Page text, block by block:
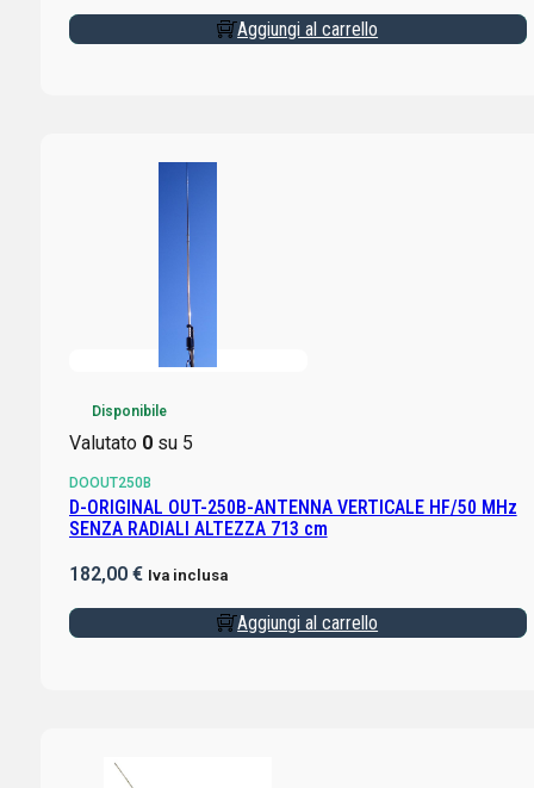
Aggiungi al carrello
Disponibile
Valutato 0su 5
DOOUT250B
D-ORIGINAL OUT-250B-ANTENNA VERTICALE HF/50 MHz
SENZA RADIALI ALTEZZA 713 cm
182,00 € Iva inclusa
Aggiungi al carrello